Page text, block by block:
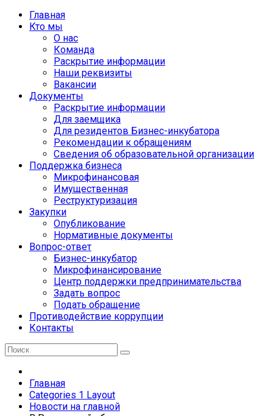
Главная
Кто мы
О нас
Команда
Раскрытие информации
Наши реквизиты
Вакансии
Документы
Раскрытие информации
Для заемщика
Для резидентов Бизнес-инкубатора
Рекомендации к обращениям
Сведения об образовательной организации
Поддержка бизнеса
Микрофинансовая
Имущественная
Реструктуризация
Закупки
Опубликование
Нормативные документы
Вопрос-ответ
Бизнес-инкубатор
Микрофинансирование
Центр поддержки предпринимательства
Задать вопрос
Подать обращение
Противодействие коррупции
Контакты
Главная
Categories 1 Layout
Новости на главной